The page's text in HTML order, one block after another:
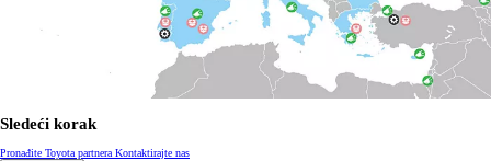
Sledeći korak
Pronađite Toyota partneraKontaktirajte nas